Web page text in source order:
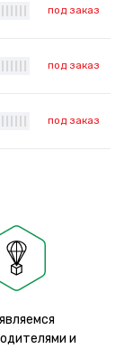
под заказ
под заказ
под заказ
и